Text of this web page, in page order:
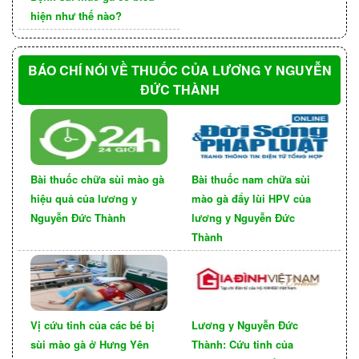
dẫn sử dụng cụ thể. Bạn cần đọc kỹ hướng dẫn
sử dụng trước khi dùng thuốc. Tuân thủ đúng
hướng dẫn sử dụng của bác sĩ hoặc nhà sản xuất
sẽ giúp thuốc phát huy hiệu quả tốt nhất và giảm
thiểu nguy cơ mắc các tác dụng phụ.
Tìm hiểu kỹ về thuốc trước khi mua
Trước khi mua thuốc chữa sùi mào gà, bạn nên
tìm hiểu kỹ về thuốc. Bạn có thể tìm hiểu thông
tin về thuốc trên internet, hỏi ý kiến bác sĩ hoặc
người thân, bạn bè. Việc tìm hiểu kỹ về thuốc sẽ
giúp bạn hiểu rõ về thành phần, tác dụng, cách
dùng và tác dụng phụ của thuốc.
Bảo quản thuốc đúng cách
Thuốc chữa sùi mào gà cần được bảo quản đúng
hiện như thế nào?
BÁO CHÍ NÓI VỀ THUỐC CỦA LƯƠNG Y NGUYỄN
ĐỨC THÀNH
Bài thuốc chữa sùi mào gà
hiệu quả của lương y
Nguyễn Đức Thành
Bài thuốc nam chữa sùi
mào gà đẩy lùi HPV của
lương y Nguyễn Đức
Thành
Vị cứu tinh của các bé bị
sùi mào gà ở Hưng Yên
Lương y Nguyễn Đức
Thành: Cứu tinh của